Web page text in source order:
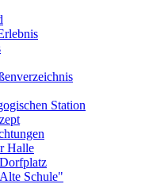
Station
Halle
Schule"